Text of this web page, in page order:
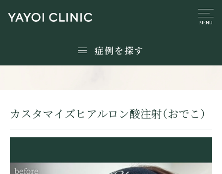
症例を探す
カスタマイズヒアルロン酸注射（おでこ）